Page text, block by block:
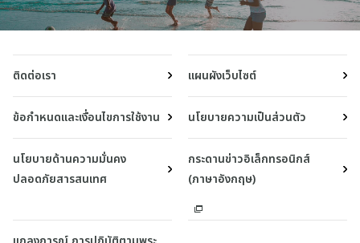
ติดต่อเรา แผนผังเว็บไซต์
ข้อกำหนดและเงื่อนไขการใช้งาน นโยบายความเป็นส่วนตัว
นโยบายด้านความมั่นคง
ปลอดภัยสารสนเทศ
กระดานข่าวอิเล็กทรอนิกส์
(ภาษาอังกฤษ)